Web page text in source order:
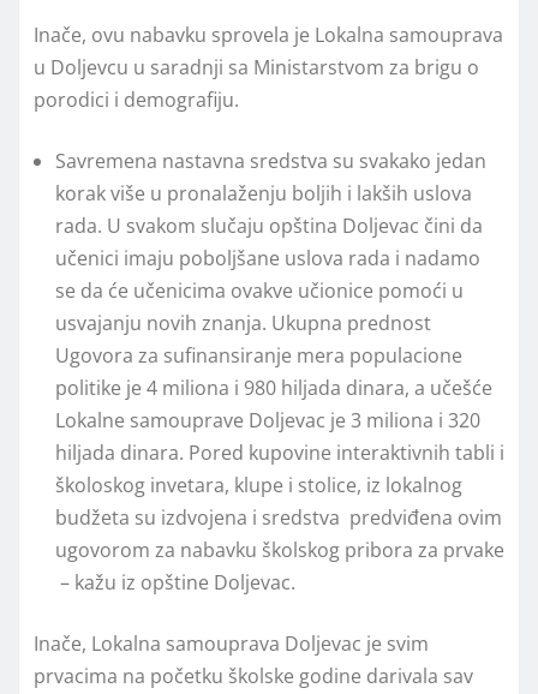
Inače, ovu nabavku sprovela je Lokalna samouprava
u Doljevcu u saradnji sa Ministarstvom za brigu o
porodici i demografiju.
Savremena nastavna sredstva su svakako jedan
korak više u pronalaženju boljih i lakših uslova
rada. U svakom slučaju opština Doljevac čini da
učenici imaju poboljšane uslova rada i nadamo
se da će učenicima ovakve učionice pomoći u
usvajanju novih znanja. Ukupna prednost
Ugovora za sufinansiranje mera populacione
politike je 4 miliona i 980 hiljada dinara, a učešće
Lokalne samouprave Doljevac je 3 miliona i 320
hiljada dinara. Pored kupovine interaktivnih tabli i
školoskog invetara, klupe i stolice, iz lokalnog
budžeta su izdvojena i sredstva predviđena ovim
ugovorom za nabavku školskog pribora za prvake
– kažu iz opštine Doljevac.
Inače, Lokalna samouprava Doljevac je svim
prvacima na početku školske godine darivala sav